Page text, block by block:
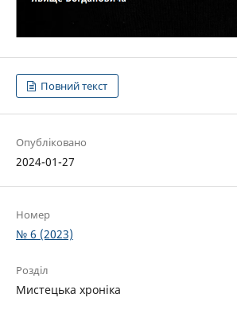
Повний текст
Опубліковано
2024-01-27
Номер
№ 6 (2023)
Розділ
Мистецька хроніка